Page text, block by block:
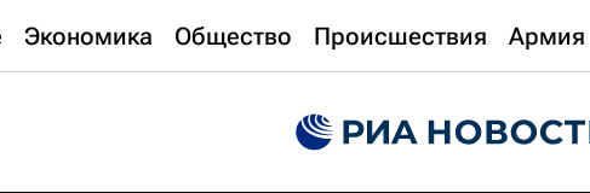
Экономика Общество Происшествия Армия